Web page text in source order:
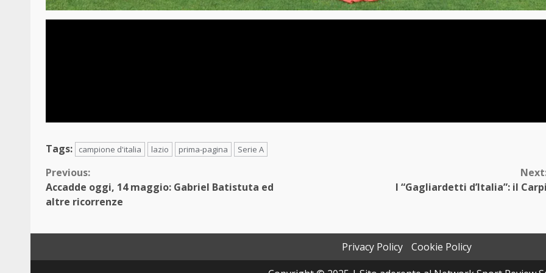
Tags: campione d'italia lazio prima-pagina Serie A
Continue
Reading
Previous:
Accadde oggi, 14 maggio: Gabriel Batistuta ed
altre ricorrenze
I “Gagliardetti d’Italia”: il
Privacy Policy
Cookie Policy